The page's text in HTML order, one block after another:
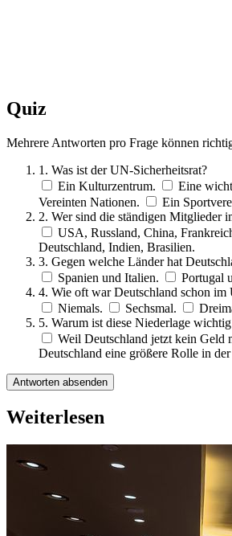
Quiz
Mehrere Antworten pro Frage können
1. Was ist der UN-Sicherheitsrat?
Ein Kulturzentrum.
Eine
Vereinten Nationen.
Ein
2. Wer sind die ständigen Mitglieder
USA, Russland, China,
Deutschland, Indien, Brasilien.
3. Gegen welche Länder hat
Spanien und Italien.
Portugal
4. Wie oft war Deutschland schon im
Niemals.
Sechsmal.
5. Warum ist diese Niederlage
Weil Deutschland jetzt kein Geld
Deutschland eine größere Rolle in
Antworten absenden
Weiterlesen